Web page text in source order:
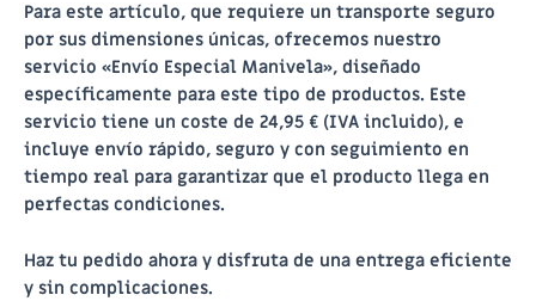
Para este artículo, que requiere un transporte seguro
por sus dimensiones únicas, ofrecemos nuestro
servicio «Envío Especial Manivela», diseñado
específicamente para este tipo de productos. Este
servicio tiene un coste de 24,95 € (IVA incluido), e
incluye envío rápido, seguro y con seguimiento en
tiempo real para garantizar que el producto llega en
perfectas condiciones.
Haz tu pedido ahora y disfruta de una entrega eficiente
y sin complicaciones.